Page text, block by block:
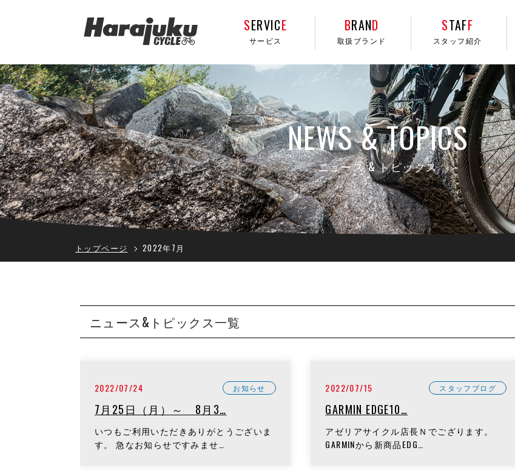
SERVICE
サービス
BRAND
取扱ブランド
STAFF
スタッフ紹介
NEWS & TOPICS
ニュース & トピックス
トップページ 2022年7月
ニュース&トピックス一覧
2022/07/24 お知らせ
7月25日（月）～ 8月3…
いつもご利用いただきありがとうございま
す。 急なお知らせですみませ…
2022/07/15 スタッフブログ
GARMIN EDGE10…
アゼリアサイクル店長Ｎでござります。
GARMINから新商品EDG…